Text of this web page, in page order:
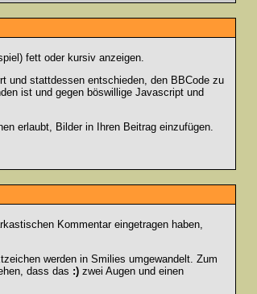
fett oder kursiv anzeigen.
und stattdessen entschieden, den BBCode zu
ist und gegen böswillige Javascript und
erlaubt, Bilder in Ihren Beitrag einzufügen.
Kommentar eingetragen haben,
werden in Smilies umgewandelt. Zum
dass das :)zwei Augen und einen